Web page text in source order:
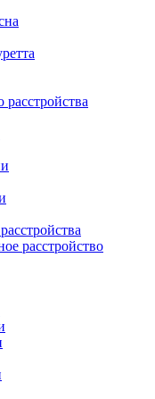
расстройство